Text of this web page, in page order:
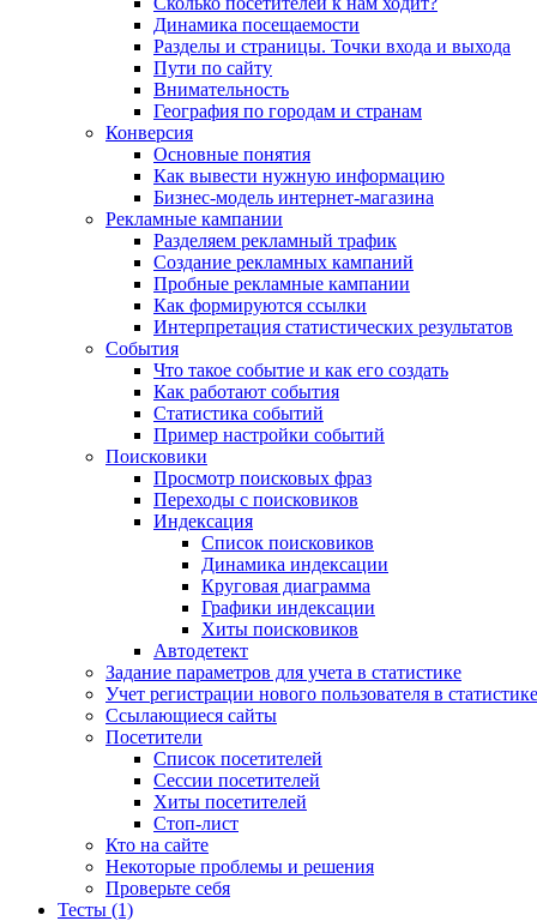
Динамика посещаемости
Разделы и страницы. Точки входа и выхода
Пути по сайту
Внимательность
География по городам и странам
Конверсия
Основные понятия
Как вывести нужную информацию
Бизнес-модель интернет-магазина
Рекламные кампании
Разделяем рекламный трафик
Создание рекламных кампаний
Пробные рекламные кампании
Как формируются ссылки
Интерпретация статистических результатов
События
Что такое событие и как его создать
Как работают события
Статистика событий
Пример настройки событий
Поисковики
Просмотр поисковых фраз
Переходы с поисковиков
Индексация
Список поисковиков
Динамика индексации
Круговая диаграмма
Графики индексации
Хиты поисковиков
Автодетект
Задание параметров для учета в статистике
Учет регистрации нового пользователя в статистике
Ссылающиеся сайты
Посетители
Список посетителей
Сессии посетителей
Хиты посетителей
Стоп-лист
Кто на сайте
Некоторые проблемы и решения
Проверьте себя
Тесты (1)